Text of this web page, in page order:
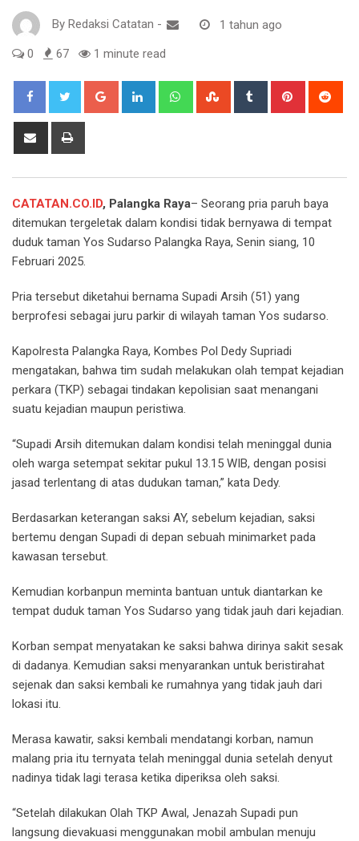
By Redaksi Catatan - 1 tahun ago
0 67 1 minute read
Google+ LinkedIn WhatsappStumbleUpon
Tumblr Pinterest
Share
CATATAN.CO.ID, Palangka Raya– Seorang pria paruh baya
ditemukan tergeletak dalam kondisi tidak bernyawa di tempat
duduk taman Yos Sudarso Palangka Raya, Senin siang, 10
Februari 2025.
Pria tersebut diketahui bernama Supadi Arsih (51) yang
berprofesi sebagai juru parkir di wilayah taman Yos sudarso.
Kapolresta Palangka Raya, Kombes Pol Dedy Supriadi
mengatakan, bahwa tim sudah melakukan olah tempat kejadian
perkara (TKP) sebagai tindakan kepolisian saat menangani
suatu kejadian maupun peristiwa.
“Supadi Arsih ditemukan dalam kondisi telah meninggal dunia
oleh warga setempat sekitar pukul 13.15 WIB, dengan posisi
jasad terlentang di atas dudukan taman,” kata Dedy.
Berdasarkan keterangan saksi AY, sebelum kejadian, saksi
bertemu dengan Supadi di depan sebuah minimarket pada
kawasan tersebut.
Kemudian korbanpun meminta bantuan untuk diantarkan ke
tempat duduk taman Yos Sudarso yang tidak jauh dari kejadian.
Korban sempat menyatakan ke saksi bahwa dirinya sakit sesak
di dadanya. Kemudian saksi menyarankan untuk beristirahat
sejenak dan saksi kembali ke rumahnya yang tidak jauh dari
lokasi itu.
Merasa kawatir, saksi kembali mendatangi korban, namun
malang pria itu ternyata telah meninggal dunia setelah denyut
nadinya tidak lagi terasa ketika diperiksa oleh saksi.
“Setelah dilakukan Olah TKP Awal, Jenazah Supadi pun
langsung dievakuasi menggunakan mobil ambulan menuju